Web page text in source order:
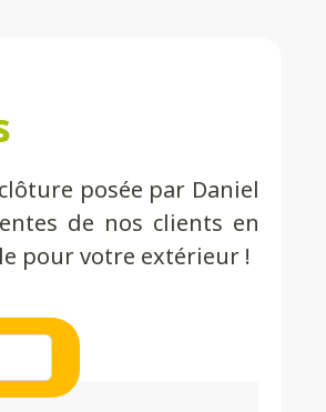
posée par Daniel
de nos clients en
pour votre extérieur !